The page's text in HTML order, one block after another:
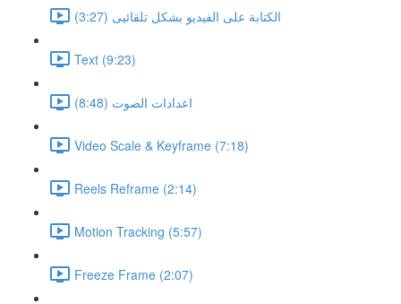
الكتابة على الفيديو بشكل تلقائيى (3:27)
Text (9:23)
اعدادات الصوت (8:48)
Video Scale & Keyframe (7:18)
Reels Reframe (2:14)
Motion Tracking (5:57)
Freeze Frame (2:07)